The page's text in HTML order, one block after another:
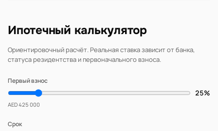
Ипотечный калькулятор
Ориентировочный расчёт. Реальная ставка зависит от банка,
статуса резидентства и первоначального взноса.
Первый взнос
25%
AED 425 000
Срок